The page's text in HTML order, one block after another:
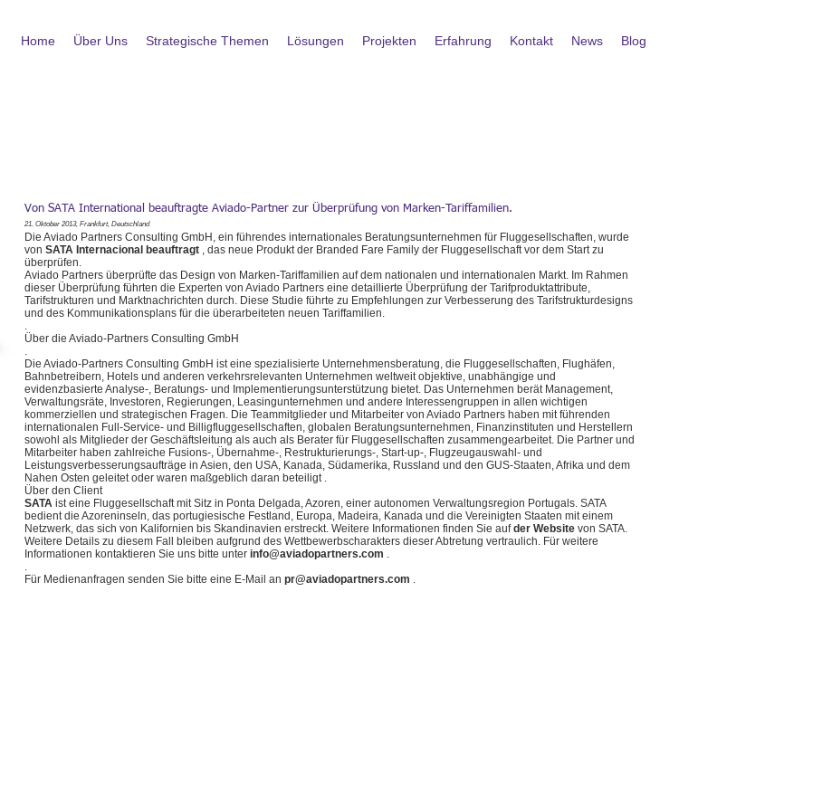
Home Über Uns Strategische Themen Lösungen Projekten Erfahrung Kontakt News Blog
Von SATA International beauftragte Aviado-Partner zur Überprüfung von Marken-Tariffamilien.
21. Oktober 2013, Frankfurt, Deutschland
Die Aviado Partners Consulting GmbH, ein führendes internationales Beratungsunternehmen für Fluggesellschaften, wurde
von SATA Internacional beauftragt , das neue Produkt der Branded Fare Family der Fluggesellschaft vor dem Start zu
überprüfen.
Aviado Partners überprüfte das Design von Marken-Tariffamilien auf dem nationalen und internationalen Markt. Im Rahmen
dieser Überprüfung führten die Experten von Aviado Partners eine detaillierte Überprüfung der Tarifproduktattribute,
Tarifstrukturen und Marktnachrichten durch. Diese Studie führte zu Empfehlungen zur Verbesserung des Tarifstrukturdesigns
und des Kommunikationsplans für die überarbeiteten neuen Tariffamilien.
.
Über die Aviado-Partners Consulting GmbH
.
Die Aviado-Partners Consulting GmbH ist eine spezialisierte Unternehmensberatung, die Fluggesellschaften, Flughäfen,
Bahnbetreibern, Hotels und anderen verkehrsrelevanten Unternehmen weltweit objektive, unabhängige und
evidenzbasierte Analyse-, Beratungs- und Implementierungsunterstützung bietet. Das Unternehmen berät Management,
Verwaltungsräte, Investoren, Regierungen, Leasingunternehmen und andere Interessengruppen in allen wichtigen
kommerziellen und strategischen Fragen. Die Teammitglieder und Mitarbeiter von Aviado Partners haben mit führenden
internationalen Full-Service- und Billigfluggesellschaften, globalen Beratungsunternehmen, Finanzinstituten und Herstellern
sowohl als Mitglieder der Geschäftsleitung als auch als Berater für Fluggesellschaften zusammengearbeitet. Die Partner und
Mitarbeiter haben zahlreiche Fusions-, Übernahme-, Restrukturierungs-, Start-up-, Flugzeugauswahl- und
Leistungsverbesserungsaufträge in Asien, den USA, Kanada, Südamerika, Russland und den GUS-Staaten, Afrika und dem
Nahen Osten geleitet oder waren maßgeblich daran beteiligt .
Über den Client
SATA ist eine Fluggesellschaft mit Sitz in Ponta Delgada, Azoren, einer autonomen Verwaltungsregion Portugals. SATA
bedient die Azoreninseln, das portugiesische Festland, Europa, Madeira, Kanada und die Vereinigten Staaten mit einem
Netzwerk, das sich von Kalifornien bis Skandinavien erstreckt. Weitere Informationen finden Sie aufder Website von SATA.
Weitere Details zu diesem Fall bleiben aufgrund des Wettbewerbscharakters dieser Abtretung vertraulich. Für weitere
Informationen kontaktieren Sie uns bitte unter info@aviadopartners.com .
.
Für Medienanfragen senden Sie bitte eine E-Mail an pr@aviadopartners.com .